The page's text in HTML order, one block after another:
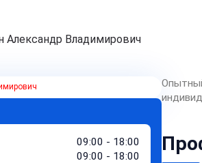
Александр Владимирович
09:00 - 18:00
09:00 - 18:00